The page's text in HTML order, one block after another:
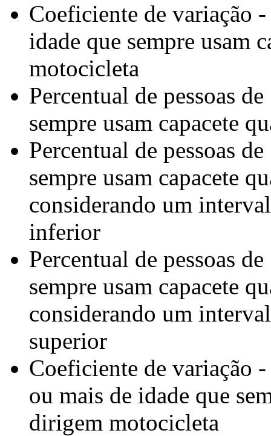
Coeficiente de variação -
idade que sempre usam
motocicleta
Percentual de pessoas
sempre usam capacete
Percentual de pessoas
sempre usam capacete
considerando um
inferior
Percentual de pessoas
sempre usam capacete
considerando um
superior
Coeficiente de variação -
ou mais de idade que
dirigem motocicleta